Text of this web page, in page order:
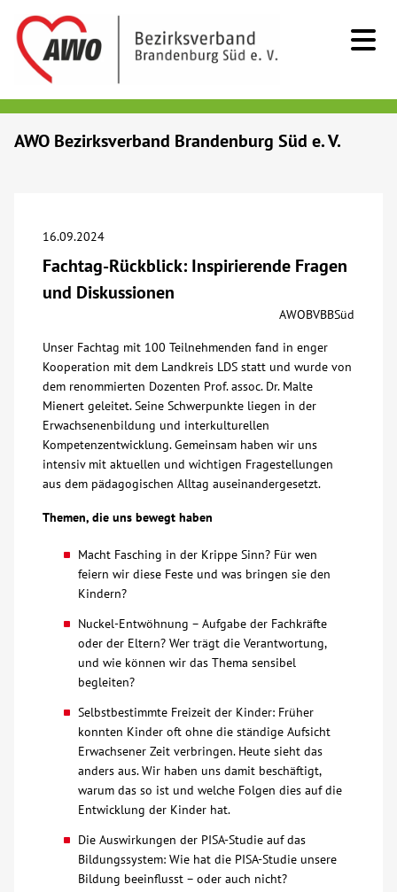
Beratung & Hilfe
Bildung
Über uns
Veranstaltungen
Spenden
Mitmachen
Karriere
Ausbildung
Glossar
Kontakt
AWO BB Süd
AWO Bezirksverband Brandenburg Süd e. V.
16.09.2024
Fachtag-Rückblick: Inspirierende Fragen
und Diskussionen
AWOBVBBSüd
Unser Fachtag mit 100 Teilnehmenden fand in enger
Kooperation mit dem Landkreis LDS statt und wurde von
dem renommierten Dozenten Prof. assoc. Dr. Malte
Mienert geleitet. Seine Schwerpunkte liegen in der
Erwachsenenbildung und interkulturellen
Kompetenzentwicklung. Gemeinsam haben wir uns
intensiv mit aktuellen und wichtigen Fragestellungen
aus dem pädagogischen Alltag auseinandergesetzt.
Themen, die uns bewegt haben
Macht Fasching in der Krippe Sinn? Für wen
feiern wir diese Feste und was bringen sie den
Kindern?
Nuckel-Entwöhnung – Aufgabe der Fachkräfte
oder der Eltern? Wer trägt die Verantwortung,
und wie können wir das Thema sensibel
begleiten?
Selbstbestimmte Freizeit der Kinder: Früher
konnten Kinder oft ohne die ständige Aufsicht
Erwachsener Zeit verbringen. Heute sieht das
anders aus. Wir haben uns damit beschäftigt,
warum das so ist und welche Folgen dies auf die
Entwicklung der Kinder hat.
Die Auswirkungen der PISA-Studie auf das
Bildungssystem: Wie hat die PISA-Studie unsere
Bildung beeinflusst – oder auch nicht?